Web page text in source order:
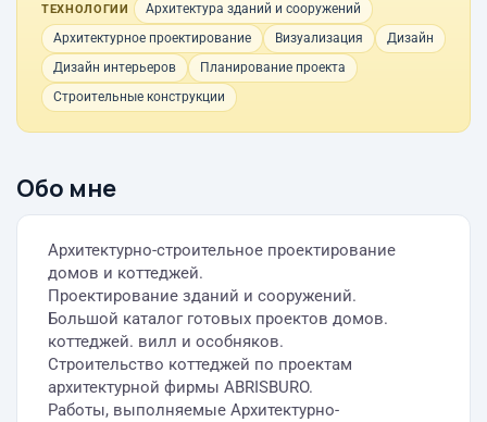
ТЕХНОЛОГИИ
Архитектура зданий и сооружений
Архитектурное проектирование
Визуализация
Дизайн
Дизайн интерьеров
Планирование проекта
Строительные конструкции
Обо мне
Архитектурно-строительное проектирование
домов и коттеджей.
Проектирование зданий и сооружений.
Большой каталог готовых проектов домов.
коттеджей. вилл и особняков.
Строительство коттеджей по проектам
архитектурной фирмы ABRISBURO.
Работы, выполняемые Архитектурно-